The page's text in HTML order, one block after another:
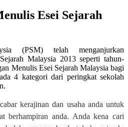
Esei Sejarah
(PSM) telah menganjurkan
Malaysia 2013 seperti tahun-
Menulis Esei Sejarah Malaysia bagi
4 kategori dari peringkat sekolah
kerajinan dan usaha anda untuk
berhampiran anda. Anda kena cari